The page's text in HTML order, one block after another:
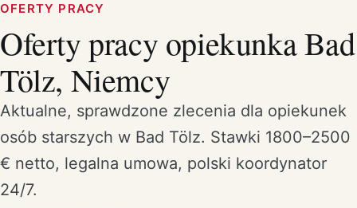
OFERTY PRACY
Oferty pracy opiekunka Bad
Tölz, Niemcy
Aktualne, sprawdzone zlecenia dla opiekunek
osób starszych w Bad Tölz. Stawki 1800–2500
€ netto, legalna umowa, polski koordynator
24/7.